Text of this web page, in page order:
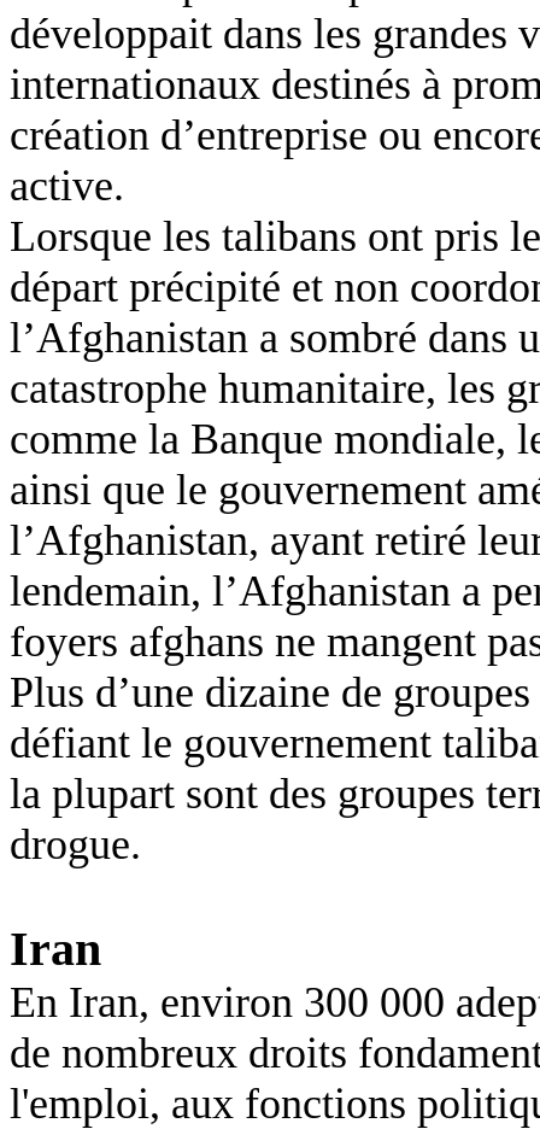
développait dans les grandes
internationaux destinés à
création d’entreprise ou
active.
Lorsque les talibans ont pris
départ précipité et non
l’Afghanistan a sombré dans
catastrophe humanitaire, les
comme la Banque mondiale,
ainsi que le gouvernement
l’Afghanistan, ayant retiré
lendemain, l’Afghanistan a
foyers afghans ne mangent
Plus d’une dizaine de
défiant le gouvernement
la plupart sont des groupes
drogue.
Iran
En Iran, environ 300 000
de nombreux droits
l'emploi, aux fonctions